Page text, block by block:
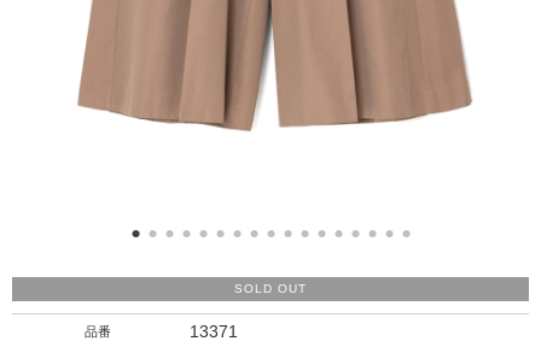
SOLD OUT
品番 13371